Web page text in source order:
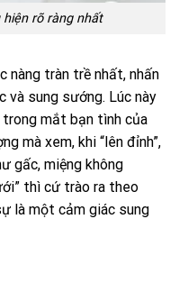
rõ ràng nhất
nàng tràn trề nhất, nhấn
và sung sướng. Lúc này
trong mắt bạn tình của
mà xem, khi “lên đỉnh”,
gấc, miệng không
thì cứ trào ra theo
là một cảm giác sung